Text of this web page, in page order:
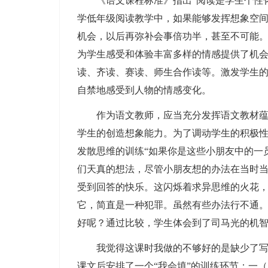
学低年级阅读教学中，如果能够发挥想象空
机会，以后再弥补会事倍功半，甚至不可能
为学生感受和体验丰富多样的情感提供了机
读、齐读、赛读、师生合作读等。激发学生
自禁地感受到人物的情感变化。
作为语文教师，应当充分发挥语文教材蕴
学生的创造想象能力。为了调动学生的积极
发散思维的训练“如果你是这些小朋友中的
们天真的想法，尽管小朋友想的办法在当时
受到回答的快乐。这闪烁着求异思维的火花
它，简直是一种犯罪。虽然有些办法行不通
好呢？通过比较，学生体会到了司马光的机
我觉得这课时我做的不够好的是缺少了写
课文后安排了一个“我会填”的训练环节：一